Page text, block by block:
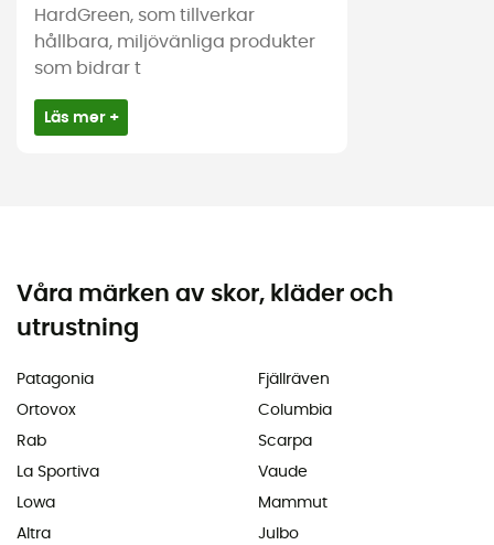
HardGreen, som tillverkar
hållbara, miljövänliga produkter
som bidrar t
Läs mer +
Våra märken av skor, kläder och
utrustning
Patagonia
Ortovox
Rab
La Sportiva
Lowa
Altra
Fjällräven
Columbia
Scarpa
Vaude
Mammut
Julbo